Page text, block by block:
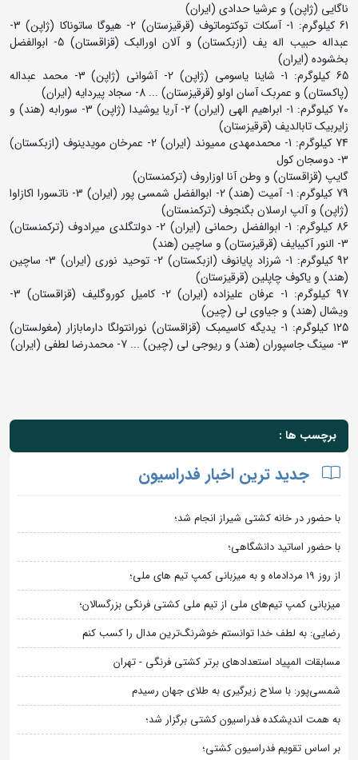
ناگایی (ژاپن) و عرشیا حدادی (ایران)
61 کیلوگرم: 1- آسکات توکتوماتوف (قرقیزستان) 2- هیوگا ساتوناکا (ژاپن) 3-
عبداله حبیب اله یف (ازبکستان) و آلان اورالبک (قزاقستان) 5- ابوالفضل
بخشوده (ایران)
65 کیلوگرم: 1- شاینا یاسومی (ژاپن) 2- آشوانی (ژاپن) 3- محمد عبداله
(پاکستان) و عمربک آسان اولو (قرقیزستان) ... 8- سجاد پیردایه (ایران)
70 کیلوگرم: 1- ابراهیم الهی (ایران) 2- آریا یوشیدا (ژاپن) 3- سورابه (هند) و
زایربیک تابالدیف (قرقیزستان)
74 کیلوگرم: 1- محمدمهدی ممیوند (ایران) 2- عمرخان مویدینوف (ازبکستان)
3- دوسجان کول
گایپ (قزاقستان) و وطن آنا اوزاروف (ترکمنستان)
79 کیلوگرم: 1- آمیت (هند) 2- ابوالفضل شمسی پور (ایران) 3- ناتسورا اکازاوا
(ژاپن) و آلپ ارسلان بگنجوف (ترکمنستان)
86 کیلوگرم: 1- ابوالفضل رحمانی (ایران) 2- دولتگلدی میرادوف (ترکمنستان)
3- النور آکیبایف (قرقیزستان) و ساچین (هند)
92 کیلوگرم: 1- شرزاد پایانوف (ازبکستان) 2- توحید نوری (ایران) 3- ساچین
(هند) و یاکوف چاپلین (قرقیزستان)
97 کیلوگرم: 1- عرفان علیزاده (ایران) 2- کامیل کوروگلیف (قزاقستان) 3-
ویشال (هند) و جیاوی لی (چین)
125 کیلوگرم: 1- یدیگه کاسیمبک (قزاقستان) نورانتولگا دارمابازار (مغولستان)
3- سینگ جاسپوران (هند) و ریوجی لی (چین) ... 7- محمدرضا لطفی (ایران)
برچسب ها :
جدید ترین اخبار فدراسیون
با حضور در خانه کشتی شیراز انجام شد؛
با حضور اساتید دانشگاهی؛
از روز 19 مردادماه و به میزبانی کمپ تیم های ملی؛
میزبانی کمپ تیم‌های ملی از تیم ملی کشتی فرنگی بزرگسالان؛
رضایی: به لطف خدا توانستم خوشرنگ‌ترین مدال را کسب کنم
مسابقات المپیاد استعدادهای برتر کشتی فرنگی - تهران
شمسی‌پور: با سلاح زیرگیری به طلای جهان رسیدم
به همت اندیشکده فدراسیون کشتی برگزار شد؛
بر اساس تقویم فدراسیون کشتی؛